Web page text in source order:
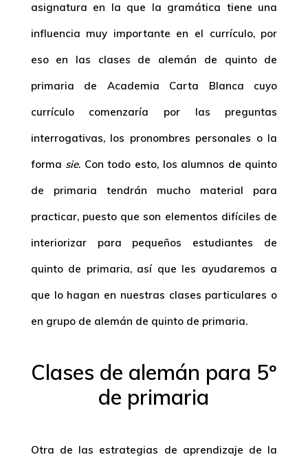
asignatura en la que la gramática tiene una
influencia muy importante en el currículo, por
eso en las clases de alemán de quinto de
primaria de Academia Carta Blanca cuyo
currículo comenzaría por las preguntas
interrogativas, los pronombres personales o la
forma sie. Con todo esto, los alumnos de quinto
de primaria tendrán mucho material para
practicar, puesto que son elementos difíciles de
interiorizar para pequeños estudiantes de
quinto de primaria, así que les ayudaremos a
que lo hagan en nuestras clases particulares o
en grupo de alemán de quinto de primaria.
Clases de alemán para 5º
de primaria
Otra de las estrategias de aprendizaje de la